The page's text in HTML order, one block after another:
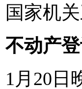
国家机关
不动产
1月20日